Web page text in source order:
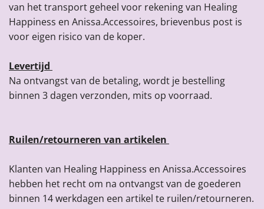
van het transport geheel voor rekening van Healing
Happiness en Anissa.Accessoires, brievenbus post is
voor eigen risico van de koper.
Levertijd
Na ontvangst van de betaling, wordt je bestelling
binnen 3 dagen verzonden, mits op voorraad.
Ruilen/retourneren van artikelen
Klanten van Healing Happiness en Anissa.Accessoires
hebben het recht om na ontvangst van de goederen
binnen 14 werkdagen een artikel te ruilen/retourneren.